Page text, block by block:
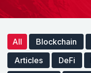
All Blockchain
Articles
DeFi